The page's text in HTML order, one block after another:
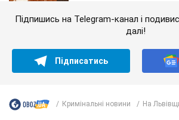
Підпишись на Telegram-канал і
далі!
Підписатись
Кримінальні новини На